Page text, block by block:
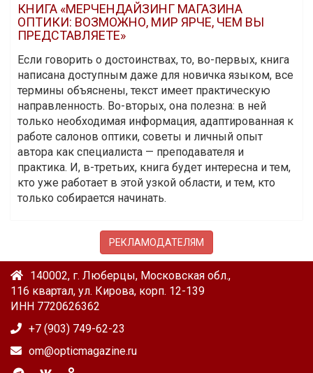
КНИГА «МЕРЧЕНДАЙЗИНГ МАГАЗИНА
ОПТИКИ: ВОЗМОЖНО, МИР ЯРЧЕ, ЧЕМ ВЫ
ПРЕДСТАВЛЯЕТЕ»
Если говорить о достоинствах, то, во-первых, книга
написана доступным даже для новичка языком, все
термины объяснены, текст имеет практическую
направленность. Во-вторых, она полезна: в ней
только необходимая информация, адаптированная к
работе салонов оптики, советы и личный опыт
автора как специалиста — преподавателя и
практика. И, в-третьих, книга будет интересна и тем,
кто уже работает в этой узкой области, и тем, кто
только собирается начинать.
РЕКЛАМОДАТЕЛЯМ
140002, г. Люберцы, Московская обл.,
116 квартал, ул. Кирова, корп. 12-139
ИНН 7720626362
+7 (903) 749-62-23
om@opticmagazine.ru